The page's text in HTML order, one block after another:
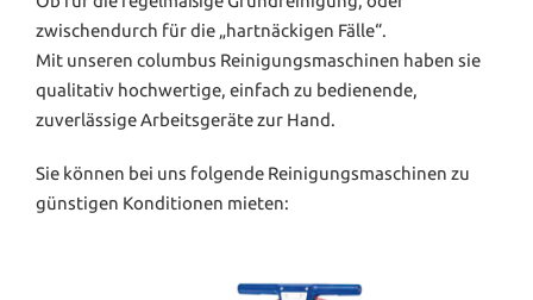
zwischendurch für die „hartnäckigen Fälle“.
Mit unseren columbus Reinigungsmaschinen haben sie
qualitativ hochwertige, einfach zu bedienende,
zuverlässige Arbeitsgeräte zur Hand.
Sie können bei uns folgende Reinigungsmaschinen zu
günstigen Konditionen mieten: